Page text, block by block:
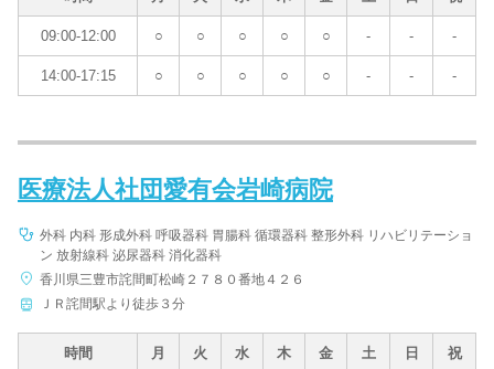
09:00-12:00 ○ ○ ○ ○ ○ - - -
14:00-17:15 ○ ○ ○ ○ ○ - - -
医療法人社団愛有会岩崎病院
外科 内科 形成外科 呼吸器科 胃腸科 循環器科 整形外科 リハビリテーショ
ン 放射線科 泌尿器科 消化器科
香川県三豊市詫間町松崎２７８０番地４２６
ＪＲ詫間駅より徒歩３分
時間 月 火 水 木 金 土 日 祝